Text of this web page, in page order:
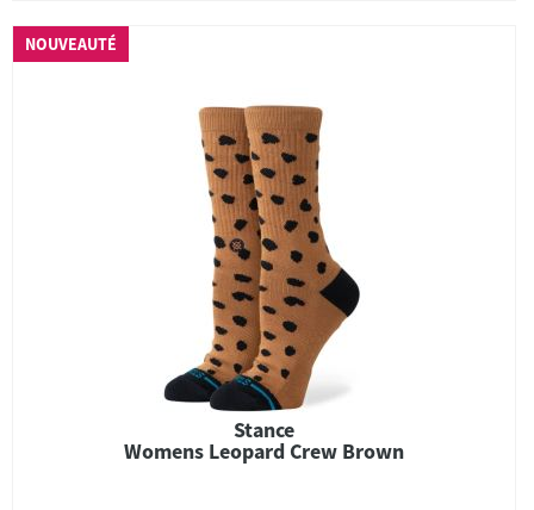
NOUVEAUTÉ
Stance
Womens Leopard Crew Brown